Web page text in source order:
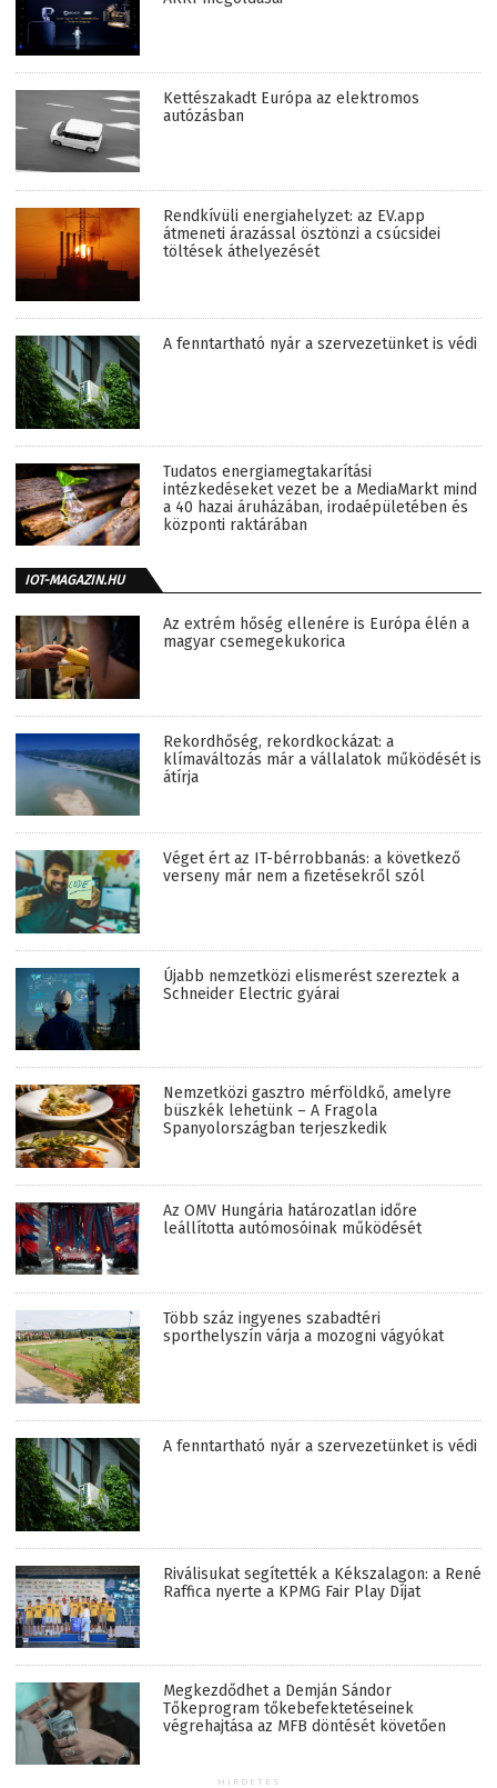
Kettészakadt Európa az elektromos
autózásban
Rendkívüli energiahelyzet: az EV.app
átmeneti árazással ösztönzi a csúcsidei
töltések áthelyezését
A fenntartható nyár a szervezetünket is védi
Tudatos energiamegtakarítási
intézkedéseket vezet be a MediaMarkt mind
a 40 hazai áruházában, irodaépületében és
központi raktárában
IOT-MAGAZIN.HU
Az extrém hőség ellenére is Európa élén a
magyar csemegekukorica
Rekordhőség, rekordkockázat: a
klímaváltozás már a vállalatok működését is
átírja
Véget ért az IT-bérrobbanás: a következő
verseny már nem a fizetésekről szól
Újabb nemzetközi elismerést szereztek a
Schneider Electric gyárai
Nemzetközi gasztro mérföldkő, amelyre
büszkék lehetünk – A Fragola
Spanyolországban terjeszkedik
Az OMV Hungária határozatlan időre
leállította autómosóinak működését
Több száz ingyenes szabadtéri
sporthelyszín várja a mozogni vágyókat
A fenntartható nyár a szervezetünket is védi
Riválisukat segítették a Kékszalagon: a René
Raffica nyerte a KPMG Fair Play Díjat
Megkezdődhet a Demján Sándor
Tőkeprogram tőkebefektetéseinek
végrehajtása az MFB döntését követően
HIRDETÉS